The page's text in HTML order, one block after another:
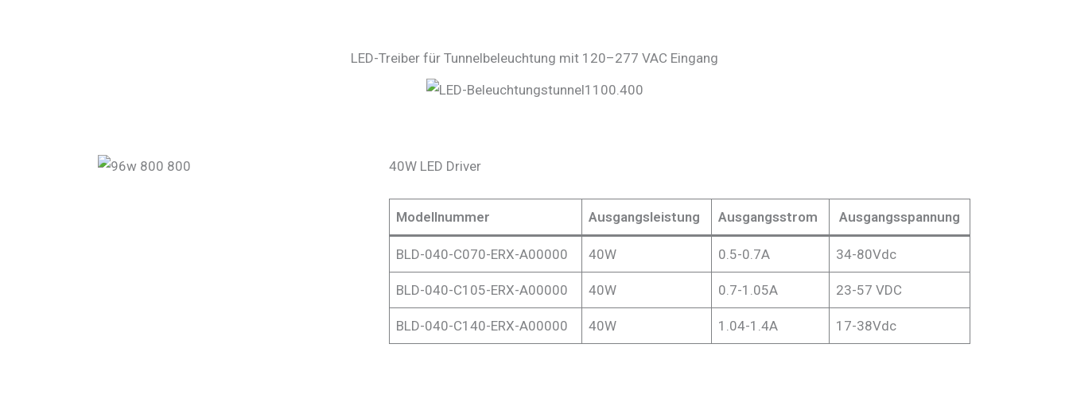
LED-Treiber für Tunnelbeleuchtung mit 120–277 VAC Eingang
40W LED Driver
Modellnummer Ausgangsleistung Ausgangsstrom Ausgangsspannung
BLD-040-C070-ERX-A00000 40W 0.5-0.7A 34-80Vdc
BLD-040-C105-ERX-A00000 40W 0.7-1.05A 23-57 VDC
BLD-040-C140-ERX-A00000 40W 1.04-1.4A 17-38Vdc